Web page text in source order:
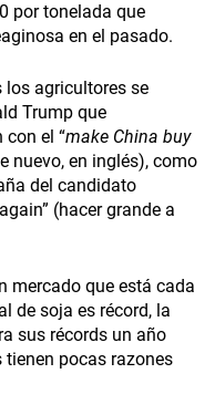
por tonelada que
en el pasado.
los agricultores se
Trump que
con el “make China buy
nuevo, en inglés), como
del candidato
(hacer grande a
mercado que está cada
de soja es récord, la
sus récords un año
tienen pocas razones